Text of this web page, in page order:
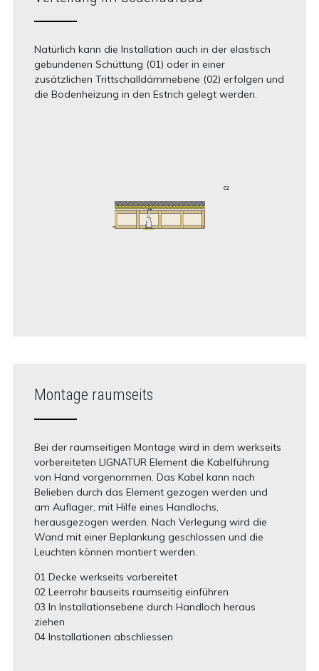
Natürlich kann die Installation auch in der elastisch
gebundenen Schüttung (01) oder in einer
zusätzlichen Trittschalldämmebene (02) erfolgen und
die Bodenheizung in den Estrich gelegt werden.
Montage raumseits
Bei der raumseitigen Montage wird in dem werkseits
vorbereiteten LIGNATUR Element die Kabelführung
von Hand vorgenommen. Das Kabel kann nach
Belieben durch das Element gezogen werden und
am Auflager, mit Hilfe eines Handlochs,
herausgezogen werden. Nach Verlegung wird die
Wand mit einer Beplankung geschlossen und die
Leuchten können montiert werden.
01 Decke werkseits vorbereitet
02 Leerrohr bauseits raumseitig einführen
03 In Installationsebene durch Handloch heraus
ziehen
04 Installationen abschliessen